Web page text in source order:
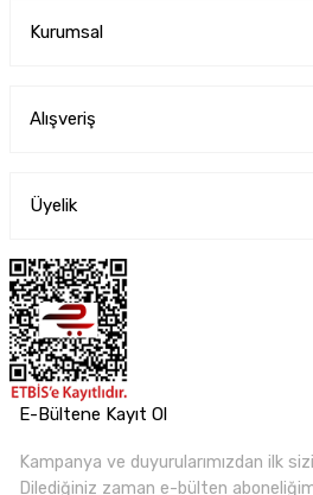
Kurumsal
Alışveriş
Üyelik
E-Bültene Kayıt Ol
Kampanya ve duyurularımızdan ilk
Dilediğiniz zaman e-bülten